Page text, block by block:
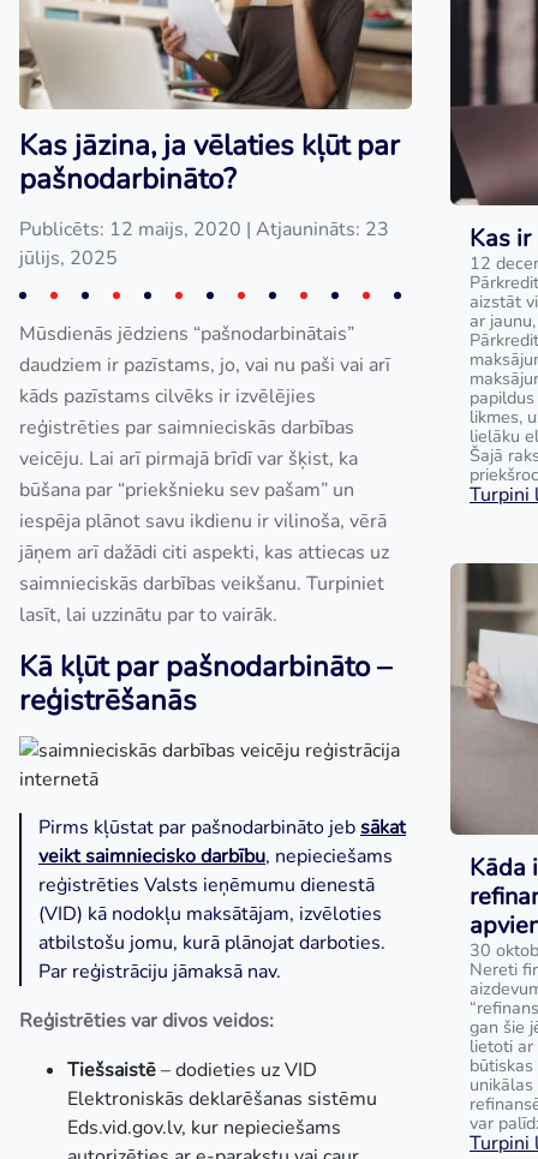
Kas jāzina, ja vēlaties kļūt par
pašnodarbināto?
Publicēts: 12 maijs, 2020 | Atjaunināts: 23
jūlijs, 2025
Mūsdienās jēdziens “pašnodarbinātais”
daudziem ir pazīstams, jo, vai nu paši vai arī
kāds pazīstams cilvēks ir izvēlējies
reģistrēties par saimnieciskās darbības
veicēju. Lai arī pirmajā brīdī var šķist, ka
būšana par “priekšnieku sev pašam” un
iespēja plānot savu ikdienu ir vilinoša, vērā
jāņem arī dažādi citi aspekti, kas attiecas uz
saimnieciskās darbības veikšanu. Turpiniet
lasīt, lai uzzinātu par to vairāk.
Kā kļūt par pašnodarbināto –
reģistrēšanās
Pirms kļūstat par pašnodarbināto jebsākat
veikt saimniecisko darbību, nepieciešams
reģistrēties Valsts ieņēmumu dienestā
(VID) kā nodokļu maksātājam, izvēloties
atbilstošu jomu, kurā plānojat darboties.
Par reģistrāciju jāmaksā nav.
Reģistrēties var divos veidos:
Tiešsaistē– dodieties uz VID
Elektroniskās deklarēšanas sistēmu
Eds.vid.gov.lv, kur nepieciešams
Kas
12
aizstāt
ar
likmes,
lielāku
Šajā
Turpini
Kāda
30
Nereti
gan šie
lietoti ar
var
Turpini